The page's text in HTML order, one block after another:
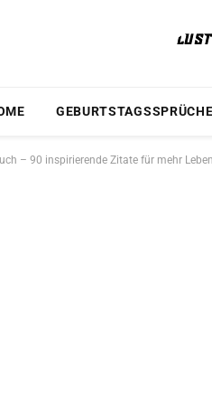
GEBURTSTAGSSPRÜCHE
– 90 inspirierende Zitate für mehr